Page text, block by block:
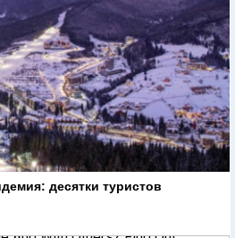
десятки туристов